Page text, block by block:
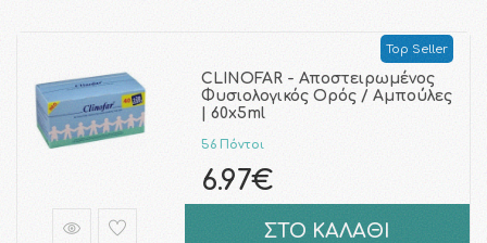
Top Seller
CLINOFAR - Αποστειρωμένος
Φυσιολογικός Ορός / Aμπούλες
| 60x5ml
56 Πόντοι
6.97€
ΣΤΟ ΚΑΛΑΘΙ